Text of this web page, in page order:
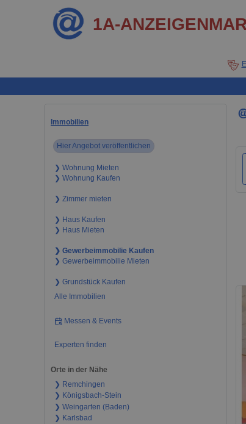
1A-
Immobilien
Hier Angebot veröffentlichen
❯ Wohnung Mieten
❯ Wohnung Kaufen
❯ Zimmer mieten
❯ Haus Kaufen
❯ Haus Mieten
❯ Gewerbeimmobilie Kaufen
❯ Gewerbeimmobilie Mieten
❯ Grundstück Kaufen
Alle Immobilien
Messen & Events
Experten finden
Orte in der Nähe
❯ Remchingen
❯ Königsbach-Stein
❯ Weingarten (Baden)
❯ Karlsbad